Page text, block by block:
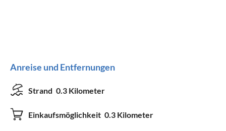
Anreise und Entfernungen
Strand 0.3 Kilometer
Einkaufsmöglichkeit 0.3 Kilometer